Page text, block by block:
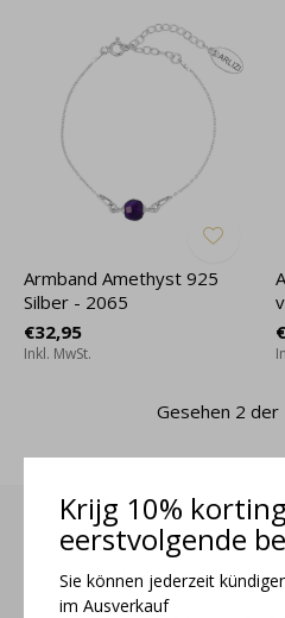
Krijg 10%
eerstvolgende
Sie können jederzeit
im Ausverkauf
Armband Amethyst 925
Silber - 2065
€32,95
Inkl. MwSt.
Gesehen 2
Melden Sie